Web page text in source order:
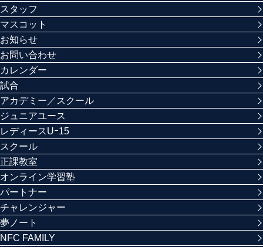
スタッフ
マスコット
お知らせ
お問い合わせ
カレンダー
試合
アカデミー／スクール
ジュニアユース
レディースUｰ15
スクール
正課教室
オンライン学習塾
パートナー
チャレンジャー
夢ノート
NFC FAMILY